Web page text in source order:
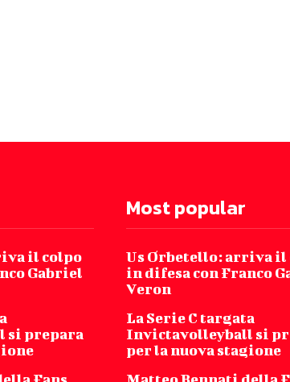
il colpo
Gabriel
si prepara
Most popular
Us Orbetello: arriva il
in difesa con Franco
Veron
La Serie C targata
Invictavolleyball si
per la nuova stagione